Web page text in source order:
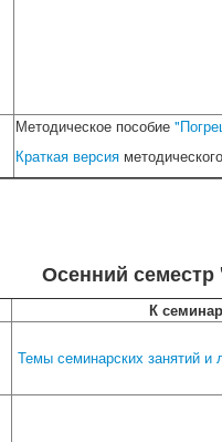
Методическое пособие
Краткая версия
Осенний
К
Темы семинарских занятий и